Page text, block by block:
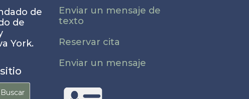
de
de
York.
Enviar un mensaje de
texto
Reservar cita
Enviar un mensaje